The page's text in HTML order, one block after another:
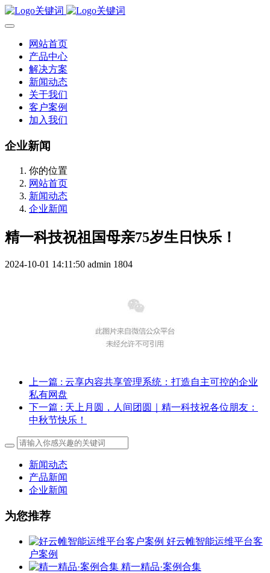
网站首页
产品中心
解决方案
新闻动态
关于我们
客户案例
加入我们
企业新闻
你的位置
网站首页
新闻动态
企业新闻
精一科技祝祖国母亲75岁生日快乐！
2024-10-01 14:11:50 admin 1804
上一篇 : 云享内容共享管理系统：打造自主可控的企业
私有网盘
下一篇 : 天上月圆，人间团圆｜精一科技祝各位朋友：
中秋节快乐！
新闻动态
产品新闻
企业新闻
为您推荐
好云帷智能运维平台客
户案例
精一精品·案例合集